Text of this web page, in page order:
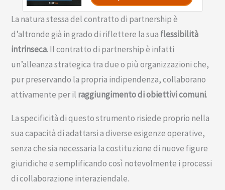
La natura stessa del contratto di partnership è
d’altronde già in grado di riflettere la sua flessibilità
intrinseca. Il contratto di partnership è infatti
un’alleanza strategica tra due o più organizzazioni che,
pur preservando la propria indipendenza, collaborano
attivamente per il raggiungimento di obiettivi comuni.
La specificità di questo strumento risiede proprio nella
sua capacità di adattarsi a diverse esigenze operative,
senza che sia necessaria la costituzione di nuove figure
giuridiche e semplificando così notevolmente i processi
di collaborazione interaziendale.